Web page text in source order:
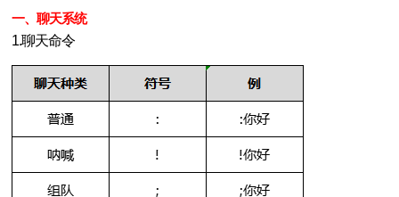
一、 聊天系统
1.聊天命令